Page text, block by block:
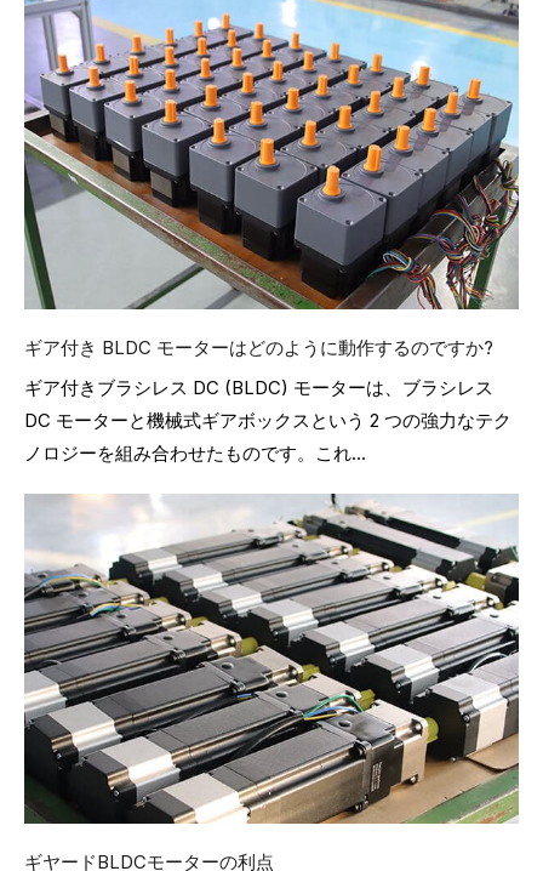
ギア付き BLDC モーターはどのように動作するのですか?
ギア付きブラシレス DC (BLDC) モーターは、ブラシレス
DC モーターと機械式ギアボックスという 2 つの強力なテク
ノロジーを組み合わせたものです。これ...
ギヤードBLDCモーターの利点